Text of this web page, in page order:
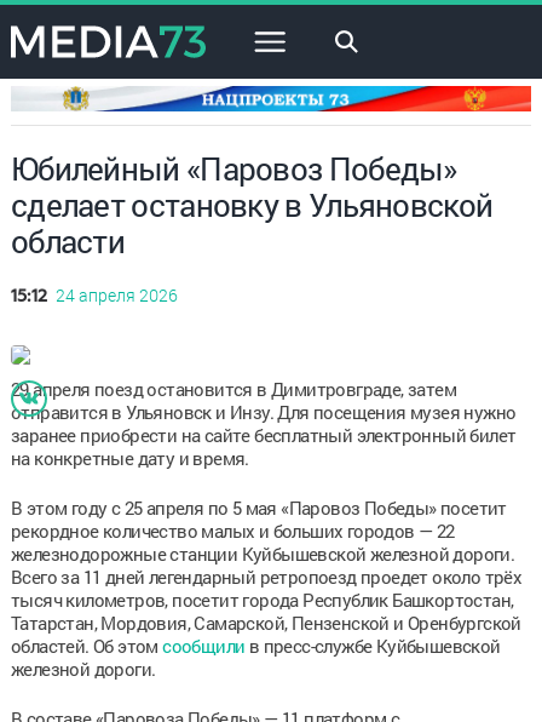
×
Юбилейный «Паровоз Победы»
сделает остановку в Ульяновской
области
15:12 24 апреля 2026
29 апреля поезд остановится в Димитровграде, затем
отправится в Ульяновск и Инзу. Для посещения музея нужно
заранее приобрести на сайте бесплатный электронный билет
на конкретные дату и время.
В этом году с 25 апреля по 5 мая «Паровоз Победы» посетит
рекордное количество малых и больших городов — 22
железнодорожные станции Куйбышевской железной дороги.
Всего за 11 дней легендарный ретропоезд проедет около трёх
тысяч километров, посетит города Республик Башкортостан,
Татарстан, Мордовия, Самарской, Пензенской и Оренбургской
областей. Об этомсообщили в пресс-службе Куйбышевской
железной дороги.